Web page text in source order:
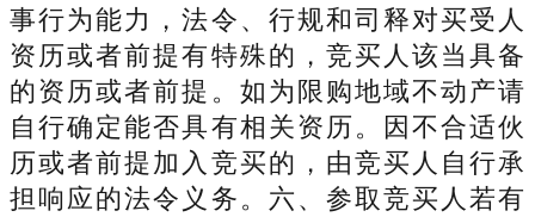
事行为能力，法令、行规和司释对买受人
资历或者前提有特殊的，竞买人该当具备
的资历或者前提。如为限购地域不动产请
自行确定能否具有相关资历。因不合适伙
历或者前提加入竞买的，由竞买人自行承
担响应的法令义务。六、参取竞买人若有